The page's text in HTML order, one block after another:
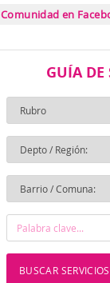
Comunidad en
GUÍA DE
BUSCAR SERVICIOS